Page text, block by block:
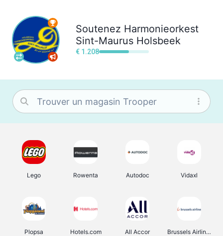
Soutenez Harmonieorkest
Sint-Maurus Holsbeek
€ 1.208
Lego Rowenta Autodoc Vidaxl
Plopsa Hotels.com All Accor Brussels Airlines